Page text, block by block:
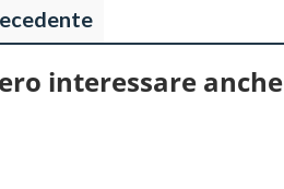
interessare anche